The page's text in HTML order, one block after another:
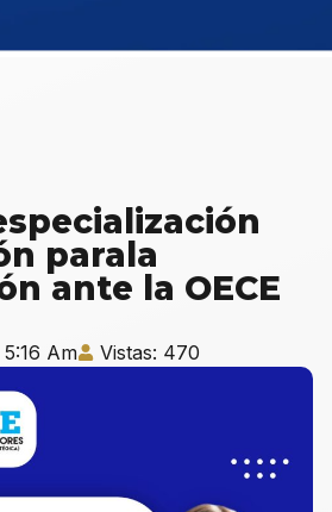
parala
ante la OECE
5:16 Am Vistas: 470